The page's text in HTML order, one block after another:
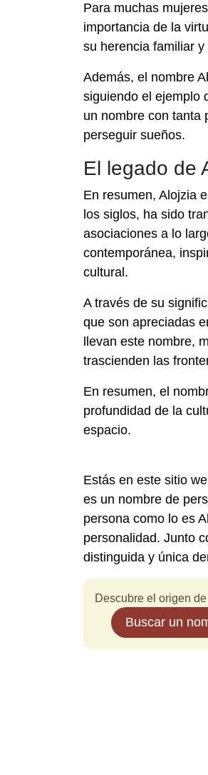
Para muchas
importancia de la
su herencia familiar
Además, el nombre
siguiendo el ejemplo
un nombre con tanta
perseguir sueños.
El legado de
En resumen, Alojzia
los siglos, ha sido
asociaciones a lo
contemporánea,
cultural.
A través de su
que son apreciadas
llevan este nombre,
trascienden las
En resumen, el
profundidad de la
espacio.
Estás en este sitio
es un nombre de
persona como lo es
personalidad. Junto
distinguida y única
Descubre el origen
Buscar un